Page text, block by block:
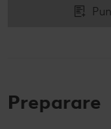
Preparare